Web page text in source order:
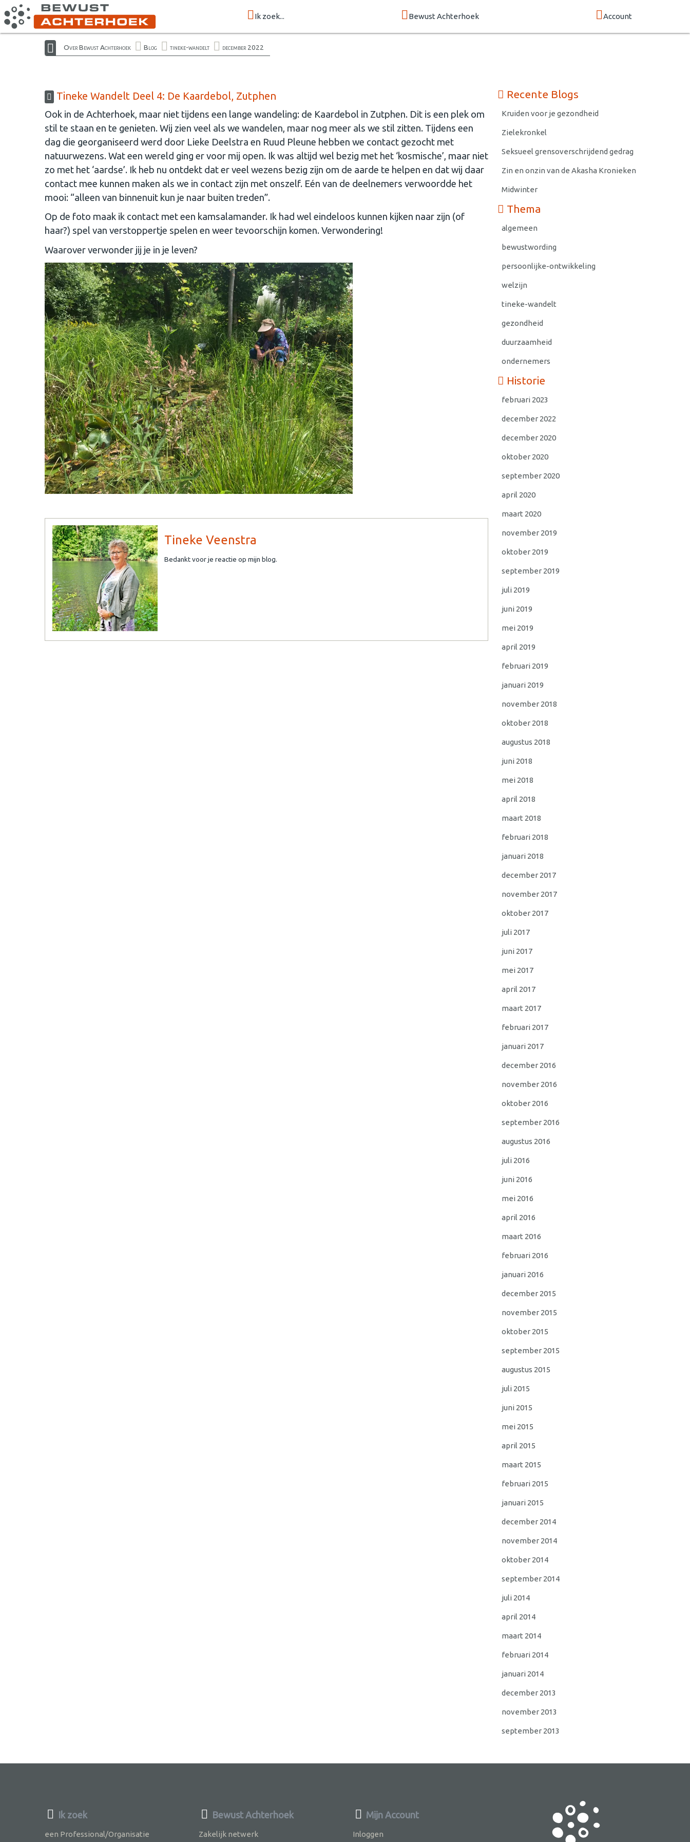
Ik zoek... Bewust Achterhoek Account
Over Bewust Achterhoek Blog tineke-wandelt december 2022
Tineke Wandelt Deel 4: De Kaardebol, Zutphen
Ook in de Achterhoek, maar niet tijdens een lange wandeling: de Kaardebol in Zutphen. Dit is een plek om
stil te staan en te genieten. Wij zien veel als we wandelen, maar nog meer als we stil zitten. Tijdens een
dag die georganiseerd werd door Lieke Deelstra en Ruud Pleune hebben we contact gezocht met
natuurwezens. Wat een wereld ging er voor mij open. Ik was altijd wel bezig met het ‘kosmische’, maar niet
zo met het ‘aardse’. Ik heb nu ontdekt dat er veel wezens bezig zijn om de aarde te helpen en dat wij daar
contact mee kunnen maken als we in contact zijn met onszelf. Eén van de deelnemers verwoordde het
mooi: “alleen van binnenuit kun je naar buiten treden”.
Op de foto maak ik contact met een kamsalamander. Ik had wel eindeloos kunnen kijken naar zijn (of
haar?) spel van verstoppertje spelen en weer tevoorschijn komen. Verwondering!
Waarover verwonder jij je in je leven?
Tineke Veenstra
Bedankt voor je reactie op mijn blog.
Recente Blogs
Kruiden voor je gezondheid
Zielekronkel
Seksueel grensoverschrijdend gedrag
Zin en onzin van de Akasha Kronieken
Midwinter
Thema
algemeen
bewustwording
persoonlijke-ontwikkeling
welzijn
tineke-wandelt
gezondheid
duurzaamheid
ondernemers
Historie
februari 2023
december 2022
december 2020
oktober 2020
september 2020
april 2020
maart 2020
november 2019
oktober 2019
september 2019
juli 2019
juni 2019
mei 2019
april 2019
februari 2019
januari 2019
november 2018
oktober 2018
augustus 2018
juni 2018
mei 2018
april 2018
maart 2018
februari 2018
januari 2018
december 2017
november 2017
oktober 2017
juli 2017
juni 2017
mei 2017
april 2017
maart 2017
februari 2017
januari 2017
december 2016
november 2016
oktober 2016
september 2016
augustus 2016
juli 2016
juni 2016
mei 2016
april 2016
maart 2016
februari 2016
januari 2016
december 2015
november 2015
oktober 2015
september 2015
augustus 2015
juli 2015
juni 2015
mei 2015
april 2015
maart 2015
februari 2015
januari 2015
december 2014
november 2014
oktober 2014
september 2014
juli 2014
april 2014
maart 2014
februari 2014
januari 2014
december 2013
november 2013
september 2013
Ik zoek
een Professional/Organisatie
Bewust Achterhoek
Zakelijk netwerk
Mijn Account
Inloggen